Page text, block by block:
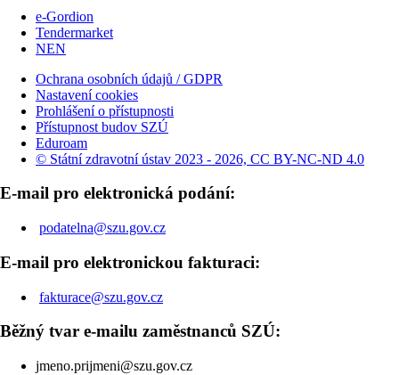
e-Gordion
Tendermarket
NEN
Ochrana osobních údajů / GDPR
Nastavení cookies
Prohlášení o přístupnosti
Přístupnost budov SZÚ
Eduroam
© Státní zdravotní ústav 2023 - 2026, CC BY-NC-ND 4.0
E-mail pro elektronická podání:
podatelna@szu.gov.cz
E-mail pro elektronickou fakturaci:
fakturace@szu.gov.cz
Běžný tvar e-mailu zaměstnanců SZÚ:
jmeno.prijmeni@szu.gov.cz